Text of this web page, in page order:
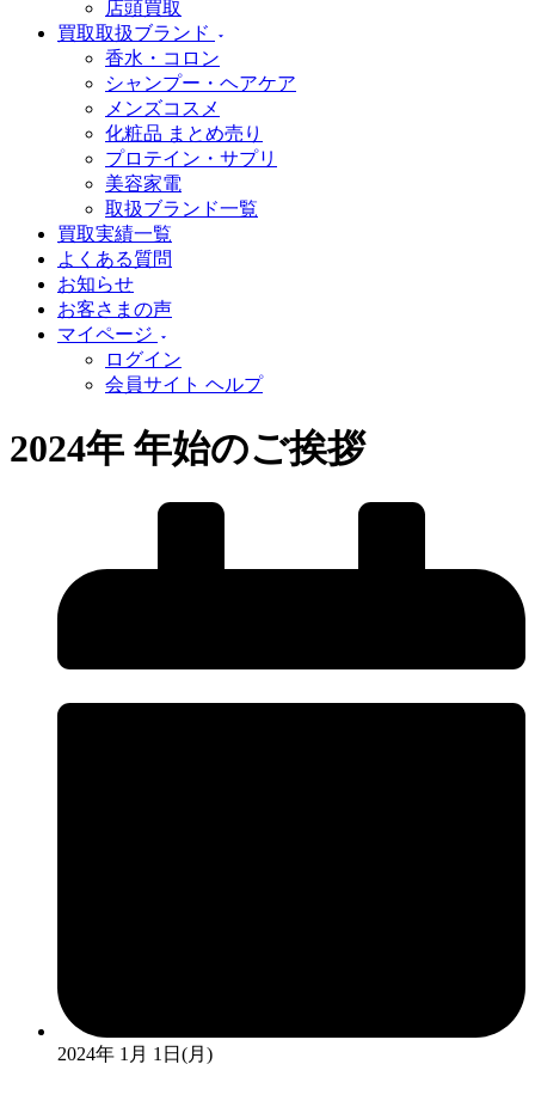
店頭買取
買取取扱ブランド
香水・コロン
シャンプー・ヘアケア
メンズコスメ
化粧品 まとめ売り
プロテイン・サプリ
美容家電
取扱ブランド一覧
買取実績一覧
よくある質問
お知らせ
お客さまの声
マイページ
ログイン
会員サイト ヘルプ
2024年 年始のご挨拶
2024年 1月 1日(月)